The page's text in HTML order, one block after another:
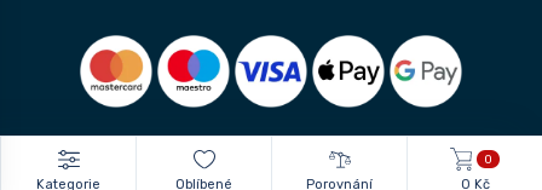
Kategorie Oblíbené Porovnání
0
0 Kč